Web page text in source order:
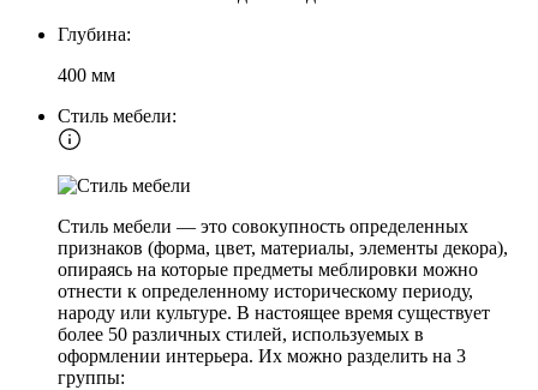
Глубина:
400 мм
Стиль мебели:
Стиль мебели — это совокупность определенных
признаков (форма, цвет, материалы, элементы декора),
опираясь на которые предметы меблировки можно
отнести к определенному историческому периоду,
народу или культуре. В настоящее время существует
более 50 различных стилей, используемых в
оформлении интерьера. Их можно разделить на 3
группы: